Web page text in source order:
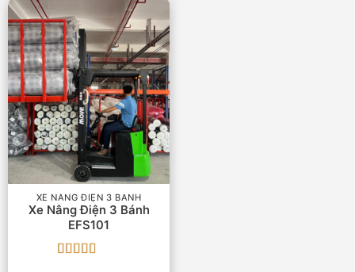
XE NÂNG ĐIỆN 3 BÁNH
Xe Nâng Điện 3 Bánh
EFS101